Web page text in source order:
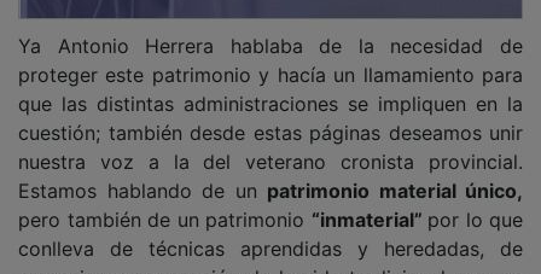
proteger este patrimonio y hacía un llamamiento para
que las distintas administraciones se impliquen en la
cuestión; también desde estas páginas deseamos unir
nuestra voz a la del veterano cronista provincial.
Estamos hablando de unpatrimonio material único,
pero también de un patrimonio“inmaterial”por lo que
conlleva de técnicas aprendidas y heredadas, de
creencias y concepción de la vida tradicional que, en